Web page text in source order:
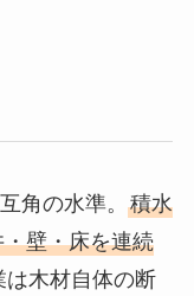
角の水準。
積水
壁・床を連続
は木材自体の断